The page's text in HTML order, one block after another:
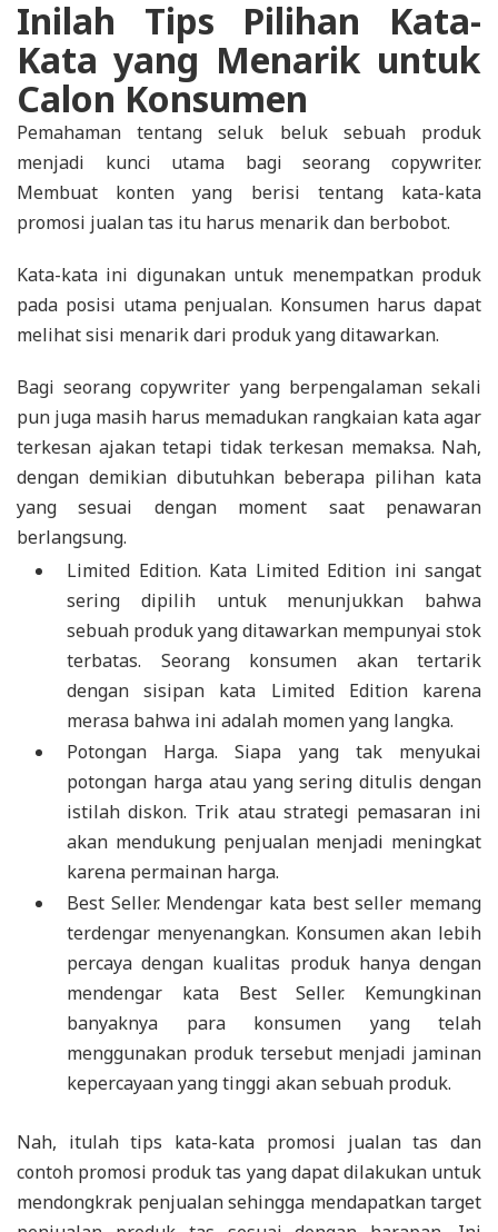
Inilah Tips Pilihan Kata-
Kata yang Menarik untuk
Calon Konsumen
Pemahaman tentang seluk beluk sebuah produk
menjadi kunci utama bagi seorang copywriter.
Membuat konten yang berisi tentang kata-kata
promosi jualan tas itu harus menarik dan berbobot.
Kata-kata ini digunakan untuk menempatkan produk
pada posisi utama penjualan. Konsumen harus dapat
melihat sisi menarik dari produk yang ditawarkan.
Bagi seorang copywriter yang berpengalaman sekali
pun juga masih harus memadukan rangkaian kata agar
terkesan ajakan tetapi tidak terkesan memaksa. Nah,
dengan demikian dibutuhkan beberapa pilihan kata
yang sesuai dengan moment saat penawaran
berlangsung.
Limited Edition. Kata Limited Edition ini sangat
sering dipilih untuk menunjukkan bahwa
sebuah produk yang ditawarkan mempunyai stok
terbatas. Seorang konsumen akan tertarik
dengan sisipan kata Limited Edition karena
merasa bahwa ini adalah momen yang langka.
Potongan Harga. Siapa yang tak menyukai
potongan harga atau yang sering ditulis dengan
istilah diskon. Trik atau strategi pemasaran ini
akan mendukung penjualan menjadi meningkat
karena permainan harga.
Best Seller. Mendengar kata best seller memang
terdengar menyenangkan. Konsumen akan lebih
percaya dengan kualitas produk hanya dengan
mendengar kata Best Seller. Kemungkinan
banyaknya para konsumen yang telah
menggunakan produk tersebut menjadi jaminan
kepercayaan yang tinggi akan sebuah produk.
Nah, itulah tips kata-kata promosi jualan tas dan
contoh promosi produk tas yang dapat dilakukan untuk
mendongkrak penjualan sehingga mendapatkan target